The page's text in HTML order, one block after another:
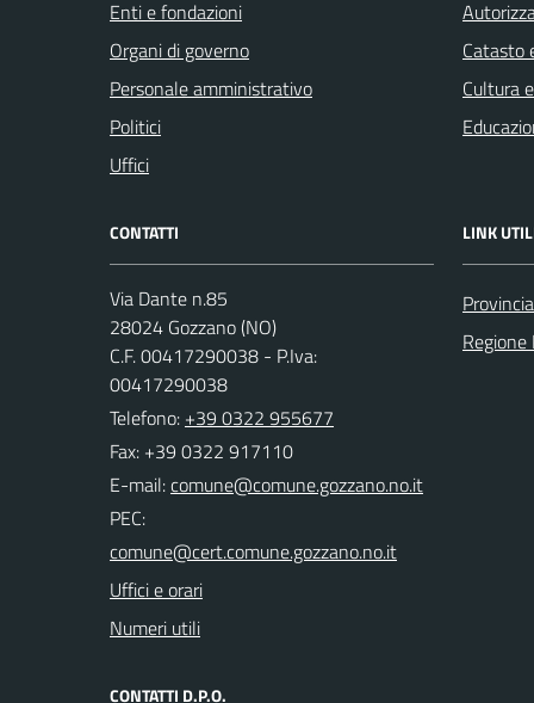
Enti e fondazioni
Organi di governo
Personale amministrativo
Politici
Uffici
Catasto
Cultura
CONTATTI
Via Dante n.85
28024 Gozzano (NO)
C.F. 00417290038 - P.Iva:
00417290038
Telefono: +39 0322 955677
Fax: +39 0322 917110
E-mail:
PEC:
Uffici e orari
Numeri utili
CONTATTI D.P.O.
LINK